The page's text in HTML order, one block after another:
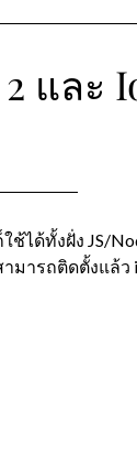
และ
ได้ทั้งฝั่ง JS/
มารถติดตั้งแล้ว